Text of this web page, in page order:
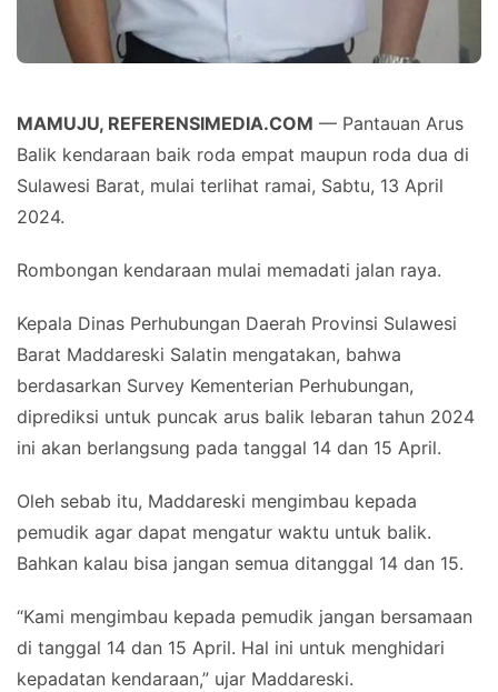
MAMUJU, REFERENSIMEDIA.COM — Pantauan Arus
Balik kendaraan baik roda empat maupun roda dua di
Sulawesi Barat, mulai terlihat ramai, Sabtu, 13 April
2024.
Rombongan kendaraan mulai memadati jalan raya.
Kepala Dinas Perhubungan Daerah Provinsi Sulawesi
Barat Maddareski Salatin mengatakan, bahwa
berdasarkan Survey Kementerian Perhubungan,
diprediksi untuk puncak arus balik lebaran tahun 2024
ini akan berlangsung pada tanggal 14 dan 15 April.
Oleh sebab itu, Maddareski mengimbau kepada
pemudik agar dapat mengatur waktu untuk balik.
Bahkan kalau bisa jangan semua ditanggal 14 dan 15.
“Kami mengimbau kepada pemudik jangan bersamaan
di tanggal 14 dan 15 April. Hal ini untuk menghidari
kepadatan kendaraan,” ujar Maddareski.